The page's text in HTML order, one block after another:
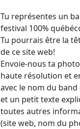
Tu représentes un
festival 100%
Tu pourrais être la
de ce site web!
Envoie-nous ta
haute résolution et
avec le nom du
et un petit texte
toutes autres
(site web, nom du